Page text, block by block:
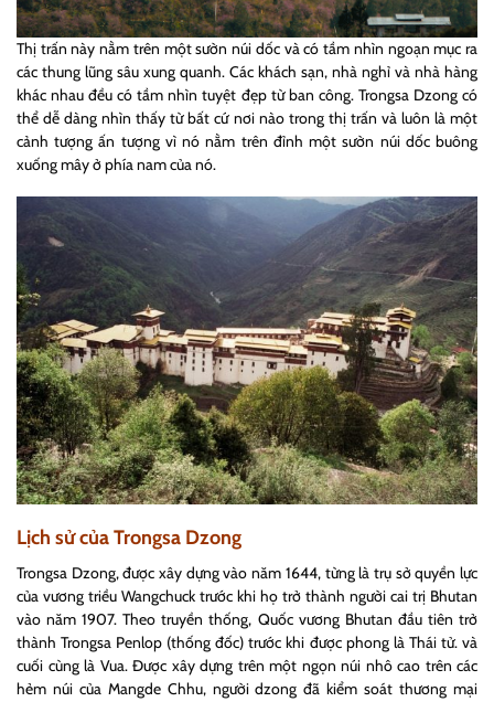
Thị trấn này nằm trên một sườn núi dốc và có tầm nhìn ngoạn mục ra
các thung lũng sâu xung quanh. Các khách sạn, nhà nghỉ và nhà hàng
khác nhau đều có tầm nhìn tuyệt đẹp từ ban công. Trongsa Dzong có
thể dễ dàng nhìn thấy từ bất cứ nơi nào trong thị trấn và luôn là một
cảnh tượng ấn tượng vì nó nằm trên đỉnh một sườn núi dốc buông
xuống mây ở phía nam của nó.
Lịch sử của Trongsa Dzong
Trongsa Dzong, được xây dựng vào năm 1644, từng là trụ sở quyền lực
của vương triều Wangchuck trước khi họ trở thành người cai trị Bhutan
vào năm 1907. Theo truyền thống, Quốc vương Bhutan đầu tiên trở
thành Trongsa Penlop (thống đốc) trước khi được phong là Thái tử. và
cuối cùng là Vua. Được xây dựng trên một ngọn núi nhô cao trên các
hẻm núi của Mangde Chhu, người dzong đã kiểm soát thương mại